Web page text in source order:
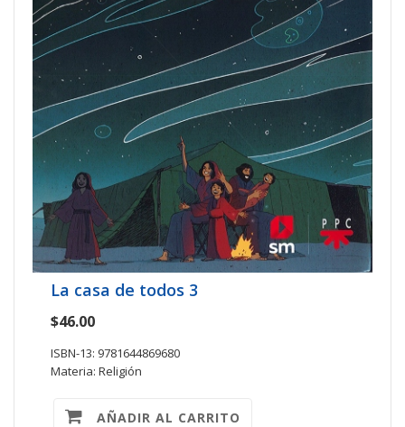
La casa de todos 3
$46.00
ISBN-13: 9781644869680
Materia: Religión
AÑADIR AL CARRITO